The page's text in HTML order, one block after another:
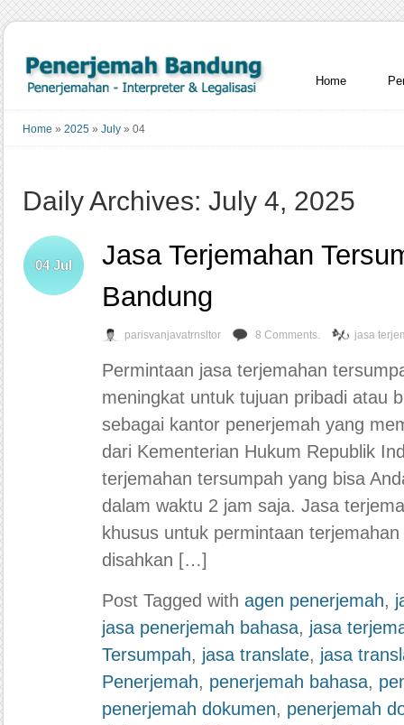
Home
Home » 2025 » July » 04
Daily Archives: July 4, 2025
Jasa Terjemahan
Bandung
04Jul
parisvanjavatrnsltor 8 Comments. jasa
Permintaan jasa terjemahan
meningkat untuk tujuan pribadi atau
sebagai kantor penerjemah yang
dari Kementerian Hukum Republik
terjemahan tersumpah yang bisa
dalam waktu 2 jam saja. Jasa
khusus untuk permintaan
disahkan […]
Post Tagged with agen penerjemah,
jasa penerjemah bahasa, jasa
Tersumpah, jasa translate, jasa
Penerjemah, penerjemah bahasa,
penerjemah dokumen, penerjemah